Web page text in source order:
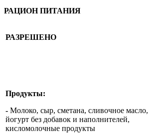
РАЦИОН ПИТАНИЯ
РАЗРЕШЕНО
Продукты:
- Молоко, сыр, сметана, сливочное масло,
йогурт без добавок и наполнителей,
кисломолочные продукты